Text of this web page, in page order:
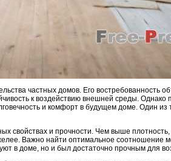
частных домов. Его востребованность
к воздействию внешней среды. Однако
и комфорт в будущем доме. Один из
свойствах и прочности. Чем выше
Важно найти оптимальное соотношение
в доме, но и был достаточно прочным для